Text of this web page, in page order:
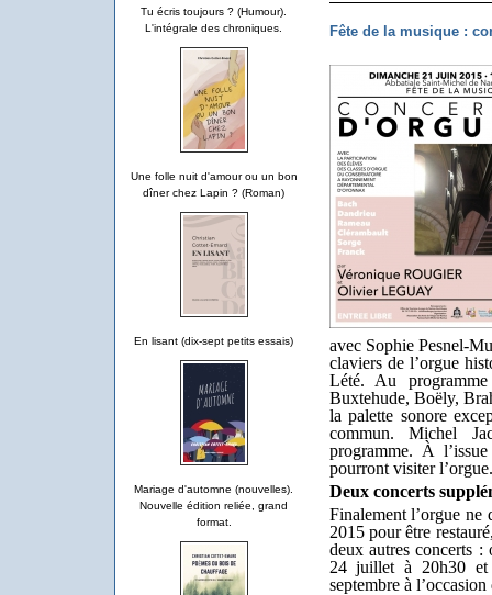
Tu écris toujours ? (Humour).
L'intégrale des chroniques.
Une folle nuit d'amour ou un bon
dîner chez Lapin ? (Roman)
En lisant (dix-sept petits essais)
Mariage d'automne (nouvelles).
Nouvelle édition reliée, grand
format.
Fête de la musique :
avec Sophie Pesnel-
claviers de l’orgue
Lété. Au
Buxtehude, Boëly,
la palette sonore
commun. Michel
programme. À
pourront visiter l’orgue.
Deux concerts
Finalement l’orgue ne
2015 pour être
deux autres concerts
24 juillet à 20h30 et
septembre à